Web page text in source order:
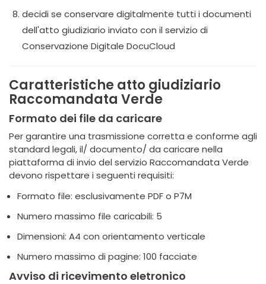
decidi se conservare digitalmente tutti i documenti
dell'atto giudiziario inviato con il servizio di
Conservazione Digitale DocuCloud
Caratteristiche atto giudiziario
Raccomandata Verde
Formato dei file da caricare
Per garantire una trasmissione corretta e conforme agli
standard legali, il/ documento/ da caricare nella
piattaforma di invio del servizio Raccomandata Verde
devono rispettare i seguenti requisiti:
Formato file: esclusivamente PDF o P7M
Numero massimo file caricabili: 5
Dimensioni: A4 con orientamento verticale
Numero massimo di pagine: 100 facciate
Avviso di ricevimento eletronico